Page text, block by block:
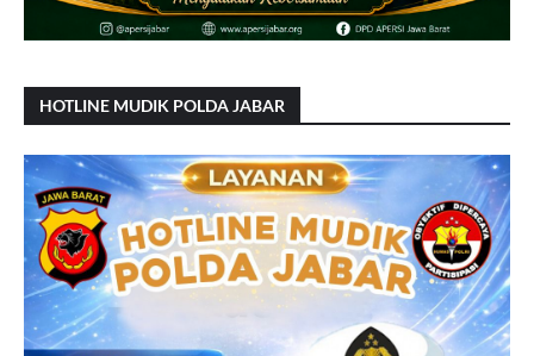
HOTLINE MUDIK POLDA JABAR